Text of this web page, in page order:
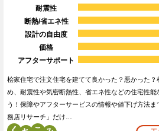
耐震性
断熱/省エネ性
設計の自由度
価格
アフターサポート
桧家住宅で注文住宅を建てて良かった？悪かった
め、耐震性や気密断熱性、省エネ性などの住宅性
う！保障やアフターサービスの情報や値下げ方法
務店リサーチ」だけ…